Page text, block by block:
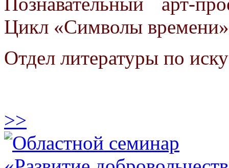
Цикл «Символы времени»
Отдел литературы по
>>